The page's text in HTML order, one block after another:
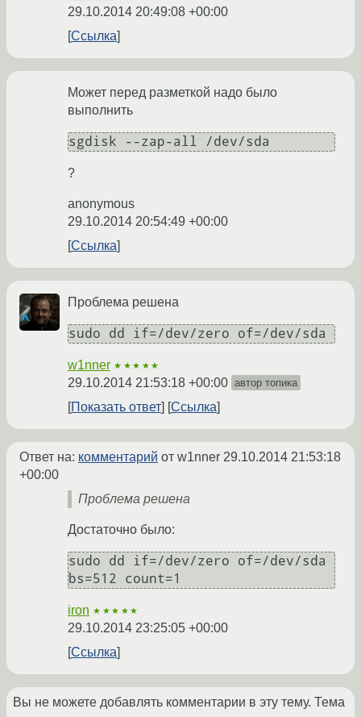
29.10.2014 20:49:08 +00:00
Ссылка
Может перед разметкой надо было
выполнить
sgdisk --zap-all /dev/sda
?
anonymous
29.10.2014 20:54:49 +00:00
Ссылка
Проблема решена
sudo dd if=/dev/zero of=/dev/sda
w1nner ★★★★★
29.10.2014 21:53:18 +00:00 автор топика
Показать ответ Ссылка
Ответ на: комментарий от w1nner 29.10.2014 21:53:18
+00:00
Проблема решена
Достаточно было:
sudo dd if=/dev/zero of=/dev/sda
bs=512 count=1
iron ★★★★★
29.10.2014 23:25:05 +00:00
Ссылка
Вы не можете добавлять комментарии в эту тему. Тема